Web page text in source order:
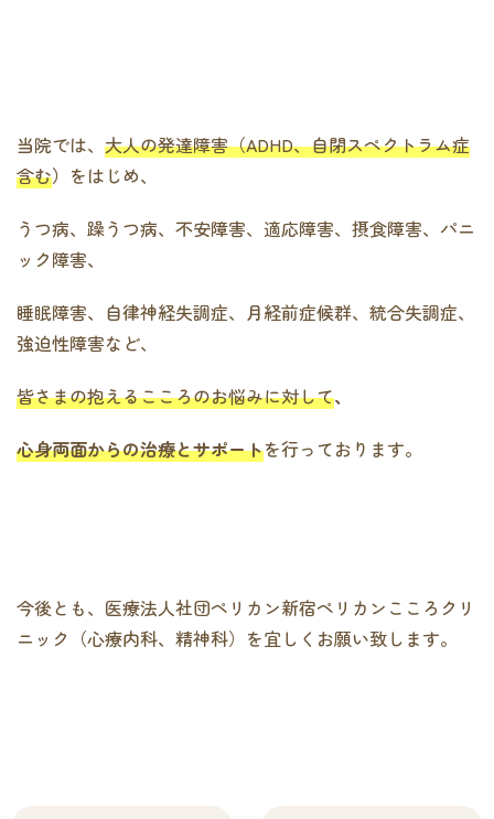
当院では、 大人の発達障害（ADHD、自閉スペクトラム症
含む） をはじめ、
うつ病、躁うつ病、不安障害、適応障害、摂食障害、パニ
ック障害、
睡眠障害、自律神経失調症、月経前症候群、統合失調症、
強迫性障害など、
皆さまの抱えるこころのお悩みに対して、
心身両面からの治療とサポートを行っております。
今後とも、医療法人社団ペリカン新宿ペリカンこころクリ
ニック（心療内科、精神科）を宜しくお願い致します。